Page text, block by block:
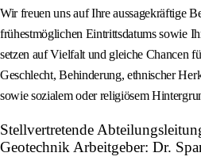
Wir freuen uns auf Ihre aussagekräftige
frühestmöglichen Eintrittsdatums sowie
setzen auf Vielfalt und gleiche Chancen
Geschlecht, Behinderung, ethnischer
sowie sozialem oder religiösem
Stellvertretende
Geotechnik Arbeitgeber: Dr.